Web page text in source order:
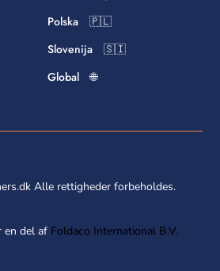
Polska 🇵🇱
Slovenija 🇸🇮
Global 🌐
Alle rettigheder forbeholdes.
en del af Foldaco International B.V.